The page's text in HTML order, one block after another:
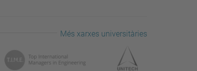
Més xarxes universitàries